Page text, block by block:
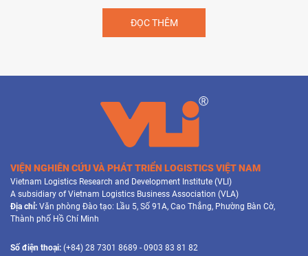
ĐỌC THÊM
VIỆN NGHIÊN CỨU VÀ PHÁT TRIỂN LOGISTICS VIỆT NAM
Vietnam Logistics Research and Development Institute (VLI)
A subsidiary of Vietnam Logistics Business Association (VLA)
Địa chỉ: Văn phòng Đào tạo: Lầu 5, Số 91A, Cao Thắng, Phường Bàn Cờ,
Thành phố Hồ Chí Minh
Số điện thoại: (+84) 28 7301 8689 - 0903 83 81 82